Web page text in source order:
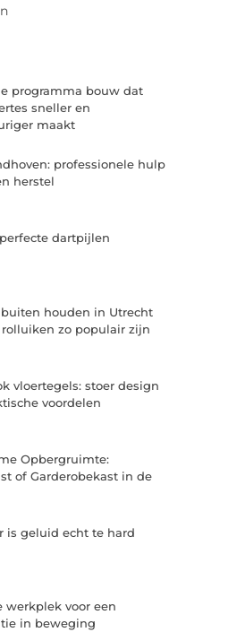
programma bouw dat
sneller en
maakt
professionele hulp
herstel
dartpijlen
houden in Utrecht
zo populair zijn
vloertegels: stoer design
voordelen
Opbergruimte:
of Garderobekast in de
is geluid echt te hard
werkplek voor een
in beweging